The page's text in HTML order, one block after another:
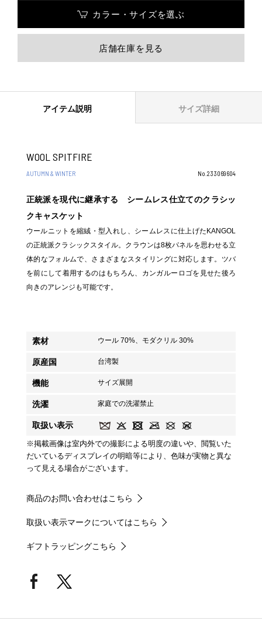
カラー・サイズを選ぶ
店舗在庫を見る
アイテム説明 サイズ詳細
WOOL SPITFIRE
AUTUMN & WINTER No.233069604
正統派を現代に継承する シームレス仕立てのクラシッ
クキャスケット
ウールニットを縮絨・型入れし、シームレスに仕上げたKANGOL
の正統派クラシックスタイル。クラウンは8枚パネルを思わせる立
体的なフォルムで、さまざまなスタイリングに対応します。ツバ
を前にして着用するのはもちろん、カンガルーロゴを見せた後ろ
向きのアレンジも可能です。
素材 ウール 70%、モダクリル 30%
原産国 台湾製
機能 サイズ展開
洗濯 家庭での洗濯禁止
取扱い表示
※掲載画像は室内外での撮影による明度の違いや、閲覧いた
だいているディスプレイの明暗等により、色味が実物と異な
って見える場合がございます。
商品のお問い合わせはこちら
取扱い表示マークについてはこちら
ギフトラッピングこちら